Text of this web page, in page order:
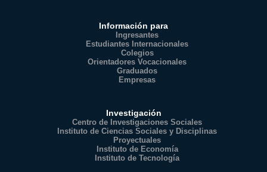
Información para
Ingresantes
Estudiantes Internacionales
Colegios
Orientadores Vocacionales
Graduados
Empresas
Investigación
Centro de Investigaciones Sociales
Instituto de Ciencias Sociales y Disciplinas
Proyectuales
Instituto de Economía
Instituto de Tecnología